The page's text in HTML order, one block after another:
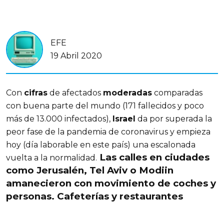
EFE
19 Abril 2020
Con cifras de afectados moderadas comparadas
con buena parte del mundo (171 fallecidos y poco
más de 13.000 infectados), Israel da por superada la
peor fase de la pandemia de coronavirus y empieza
hoy (día laborable en este país) una escalonada
vuelta a la normalidad. Las calles en ciudades
como Jerusalén, Tel Aviv o Modiin
amanecieron con movimiento de coches y
personas. Cafeterías y restaurantes